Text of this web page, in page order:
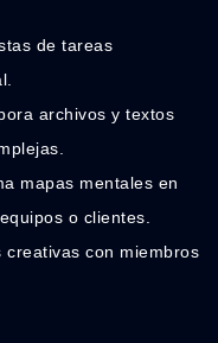
de tareas
archivos y textos
mapas mentales en
o clientes.
con miembros